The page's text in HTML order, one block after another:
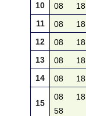
10
08 18
11
08 18
12
08 18
13
08 18
14
08 18
15
08 18
58